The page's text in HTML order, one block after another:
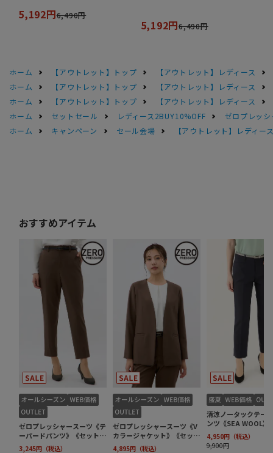
5,192円6,490円
5,192円6,490円
ホーム 【アウトレット】トップ
【アウトレット】レディース
ホーム
【アウトレット】トップ
【アウトレット】レディース
ホーム
【アウトレット】トップ
【アウトレット】レディース
ホーム
セットセール レディース2BUY10%OFF
ゼロプレッ
ホーム
キャンペーン セール会場 【アウトレット】レディー